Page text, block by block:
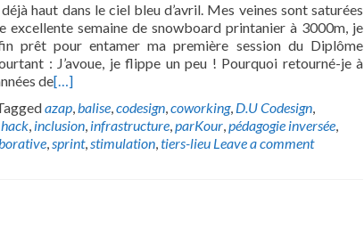
haut dans le ciel bleu d’avril. Mes veines sont saturées
excellente semaine de snowboard printanier à 3000m, je
prêt pour entamer ma première session du Diplôme
: J’avoue, je flippe un peu ! Pourquoi retourné-je à
de[…]
azap,balise,codesign,coworking, D.U Codesign,
hack, inclusion, infrastructure,parKour,pédagogie inversée,
,sprint,stimulation,tiers-lieu Leave a comment